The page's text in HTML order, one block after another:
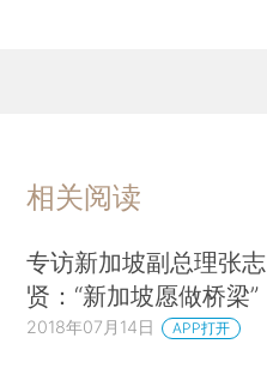
相关阅读
专访新加坡副总理张志
贤：“新加坡愿做桥梁”
2018年07月14日 APP打开